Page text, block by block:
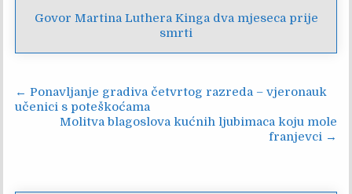
Govor Martina Luthera Kinga dva mjeseca prije
smrti
Navigacija
objava
← Ponavljanje gradiva četvrtog razreda – vjeronauk
učenici s poteškoćama
Molitva blagoslova kućnih ljubimaca koju mole
franjevci →